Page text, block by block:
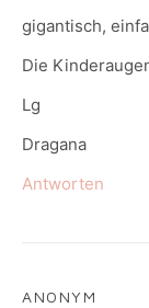
gigantisch,
Die
Lg
Dragana
Antworten
ANONYM